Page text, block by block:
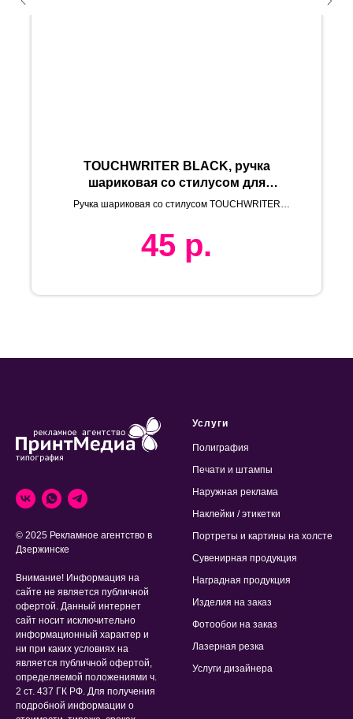
TOUCHWRITER BLACK, ручка
шариковая со стилусом для
сенсорных экранов, желтый/
Ручка шариковая со стилусом TOUCHWRITER
45 р.
© 2025 Рекламное агентство в
Дзержинске
Внимание! Информация на
сайте не является публичной
офертой. Данный интернет
сайт носит исключительно
информационный характер и
ни при каких условиях на
является публичной офертой,
определяемой положениями ч.
2 ст. 437 ГК РФ. Для получения
подробной информации о
Услуги
Полиграфия
Печати и штампы
Наружная реклама
Наклейки / этикетки
Портреты и картины на холсте
Сувенирная продукция
Наградная продукция
Изделия на заказ
Фотообои на заказ
Лазерная резка
Услуги дизайнера